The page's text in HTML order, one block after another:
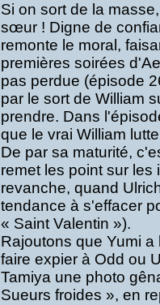
Si on sort de la
sœur ! Digne de
remonte le moral,
premières soirées
pas perdue (épisode
par le sort de William
prendre. Dans
que le vrai William
De par sa maturité,
remet les point sur
revanche, quand
tendance à s'effacer
« Saint Valentin »).
Rajoutons que Yumi
faire expier à Odd ou
Tamiya une photo
Sueurs froides », en